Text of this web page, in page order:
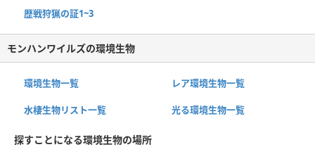
歴戦狩猟の証1~3
モンハンワイルズの環境生物
環境生物一覧 レア環境生物一覧
水棲生物リスト一覧 光る環境生物一覧
探すことになる環境生物の場所